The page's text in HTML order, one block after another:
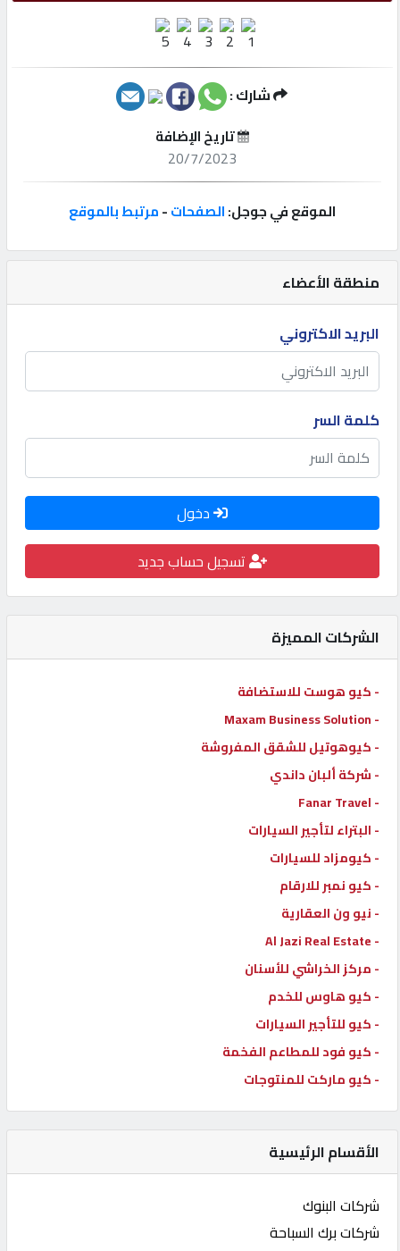
المنتدى
كيو
مزاد
كيو
نمبر
كيو
كارز
ماركت
الدليل
القطري
POWERED
QHOST
منطقة الأعضاء
البريد الاكتروني
كلمة السر
دخول
تسجيل حساب جديد
الشركات المميزة
- كيو هوست للاستضافة
- Maxam Business Solution
- كيوهوتيل للشقق المفروشة
- شركة ألبان داندي
- Fanar Travel
- البتراء لتأجير السيارات
- كيومزاد للسيارات
- كيو نمبر للارقام
- نيو ون العقارية
- Al Jazi Real Estate
- مركز الخراشي للأسنان
- كيو هاوس للخدم
- كيو للتأجير السيارات
- كيو فود للمطاعم الفخمة
- كيو ماركت للمنتوجات
الأقسام الرئيسية
شركات البنوك
شركات برك السباحة
شارك :
تاريخ الإضافة
20/7/2023
الموقع في جوجل:الصفحات-مرتبط بالموقع